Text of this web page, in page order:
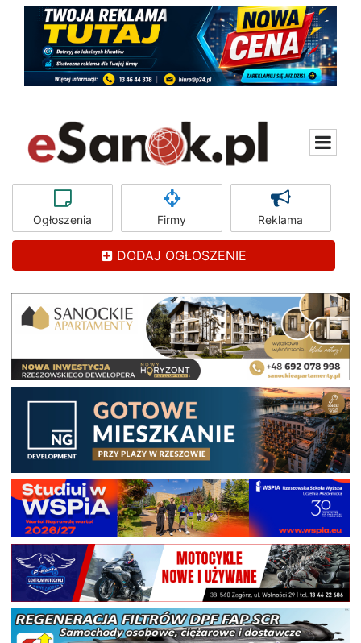
Ogłoszenia Firmy Reklama
DODAJ OGŁOSZENIE